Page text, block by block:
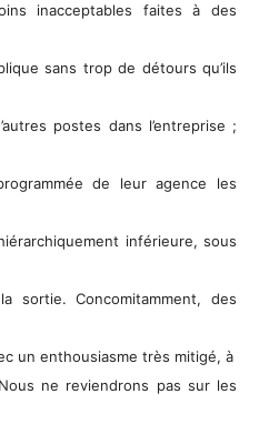
inacceptables faites à des
sans trop de détours qu’ils
postes dans l’entreprise ;
de leur agence les
inférieure, sous
sortie. Concomitamment, des
un enthousiasme très mitigé, à
ne reviendrons pas sur les